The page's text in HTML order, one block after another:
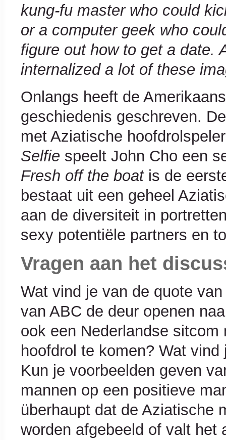
kung-fu master who could
or a computer geek who
figure out how to get a date.
internalized a lot of these
Onlangs heeft de
geschiedenis geschreven.
met Aziatische
Selfie speelt John Cho een
Fresh off the boatis de
bestaat uit een geheel
aan de diversiteit in
sexy potentiële partners en
Vragen aan het
Wat vind je van de quote
van ABC de deur openen
ook een Nederlandse
hoofdrol te komen? Wat
Kun je voorbeelden geven
mannen op een positieve
überhaupt dat de Aziatische
worden afgebeeld of valt het